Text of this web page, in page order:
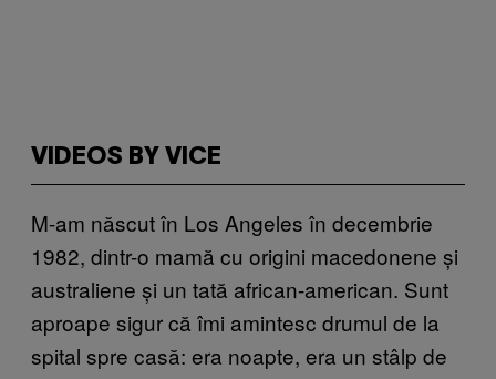
VIDEOS BY VICE
M-am născut în Los Angeles în decembrie
1982, dintr-o mamă cu origini macedonene și
australiene și un tată african-american. Sunt
aproape sigur că îmi amintesc drumul de la
spital spre casă: era noapte, era un stâlp de